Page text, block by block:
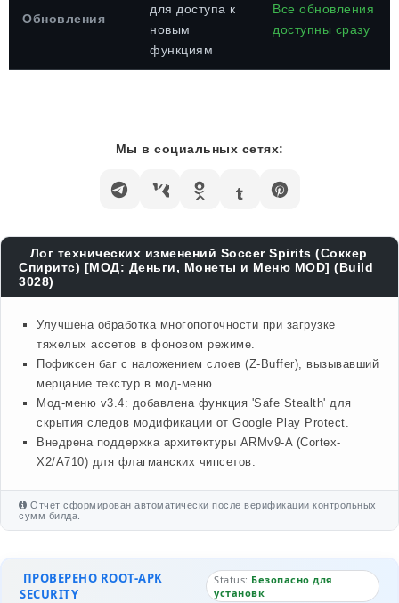
Обновления
для доступа к
новым
функциям
Все обновления
доступны сразу
Мы в социальных сетях:
Лог технических изменений Soccer Spirits (Соккер
Спиритс) [МОД: Деньги, Монеты и Меню MOD] (Build
3028)
Улучшена обработка многопоточности при загрузке
тяжелых ассетов в фоновом режиме.
Пофиксен баг с наложением слоев (Z-Buffer), вызывавший
мерцание текстур в мод-меню.
Мод-меню v3.4: добавлена функция 'Safe Stealth' для
скрытия следов модификации от Google Play Protect.
Внедрена поддержка архитектуры ARMv9-A (Cortex-
X2/A710) для флагманских чипсетов.
Отчет сформирован автоматически после верификации контрольных
сумм билда.
ПРОВЕРЕНО ROOT-APK
SECURITY
Status: Безопасно для
установк